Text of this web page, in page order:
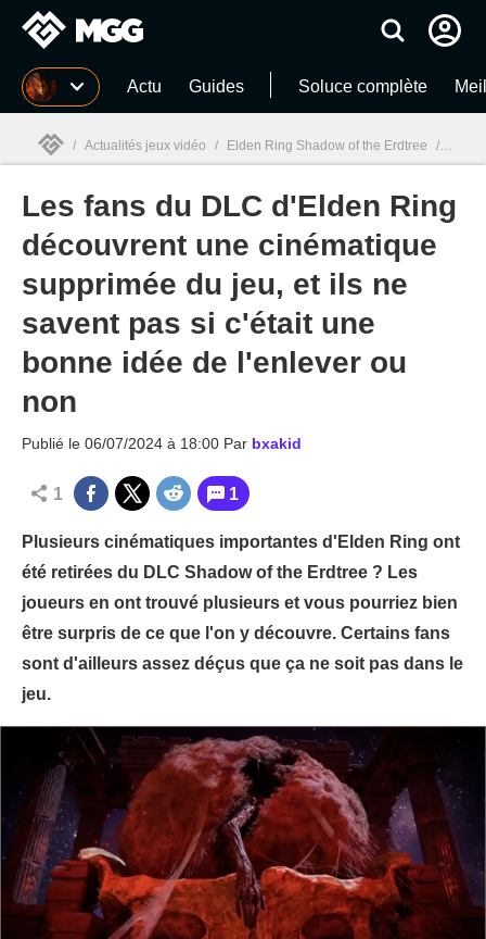
MGG Actu Guides Soluce complète
MGG
/ Actualités jeux vidéo / Elden Ring Shadow of the Erdtree / Les
Les fans du DLC d'Elden Ring
découvrent une cinématique
supprimée du jeu, et ils ne
savent pas si c'était une
bonne idée de l'enlever ou
non
Publié le 06/07/2024 à 18:00 Par bxakid
1 1
Plusieurs cinématiques importantes d'Elden Ring ont
été retirées du DLC Shadow of the Erdtree ? Les
joueurs en ont trouvé plusieurs et vous pourriez bien
être surpris de ce que l'on y découvre. Certains fans
sont d'ailleurs assez déçus que ça ne soit pas dans le
jeu.